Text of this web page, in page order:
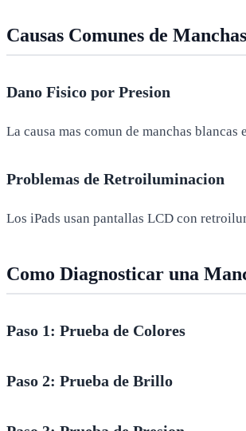
Causas Comunes de
Dano Fisico por Presion
La causa mas comun de manchas
Problemas de Retroiluminacion
Los iPads usan pantallas LCD con
Como Diagnosticar una
Paso 1: Prueba de Colores
Paso 2: Prueba de Brillo